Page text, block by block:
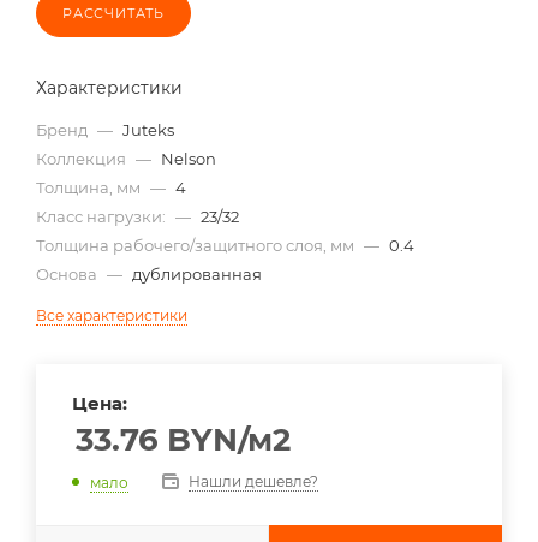
РАССЧИТАТЬ
Характеристики
Бренд — Juteks
Коллекция — Nelson
Толщина, мм — 4
Класс нагрузки: — 23/32
Толщина рабочего/защитного слоя, мм — 0.4
Основа — дублированная
Все характеристики
Цена:
33.76 BYN/м2
мало Нашли дешевле?